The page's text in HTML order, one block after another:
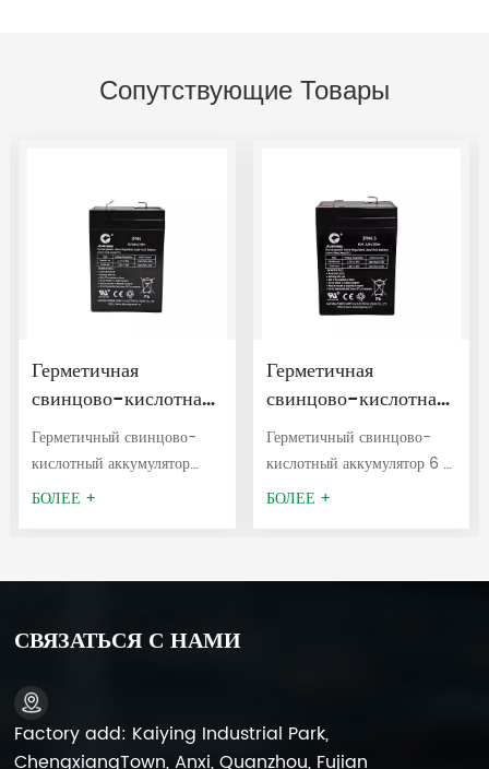
Сопутствующие Товары
Герметичная
свинцово-кислотная
батарея 6V4Ah
3FM4 для ИБП
Герметичный свинцово-
кислотный аккумулятор
6V4Ah используется для
сигнализаций, систем
перезаряжаемых
вентиляторов, рольставней,
динамиков.портативная
БОЛЕЕ +
Герметичная
свинцово-кислотная
батарея 6 В 4,5 Ач
для ИБП 3FM4,5
Герметичный свинцово-
кислотный аккумулятор 6 В
4,5 Ач используется для
вентиляторов, рольставней,
динамиков.портативная
БОЛЕЕ +
СВЯЗАТЬСЯ С НАМИ
Factory add: Kaiying Industrial Park,
ChengxiangTown, Anxi, Quanzhou, Fujian